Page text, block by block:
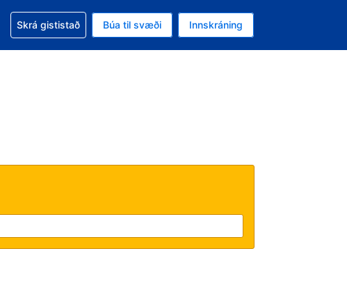
er gjaldmiðillinn Íslensk króna
Í augnablikinu er tungumál þitt Íslensku
Fá aðstoð við bókunina
Skrá gististað Búa til svæði Innskráning